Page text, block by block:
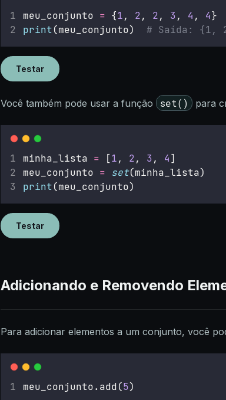
meu_conjunto = {1, 2, 2, 3, 4 , 4}
print(meu_conjunto) # Saída: {1,
Testar
Você também pode usar a função set() para
minha_lista = [1, 2, 3, 4]
meu_conjunto = set(minha_lista)
print(meu_conjunto)
Testar
Adicionando e Removendo
Para adicionar elementos a um conjunto, você
meu_conjunto.add(5)